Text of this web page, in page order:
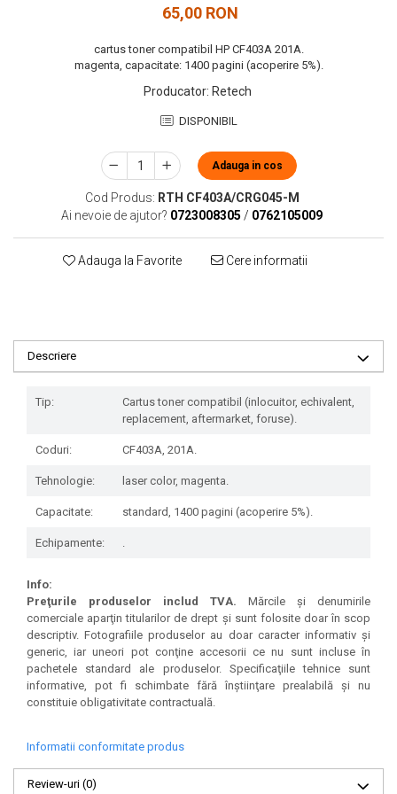
65,00 RON
cartus toner compatibil HP CF403A 201A.
magenta, capacitate: 1400 pagini (acoperire 5%).
Producator: Retech
DISPONIBIL
Adauga in cos
Cod Produs: RTH CF403A/CRG045-M
Ai nevoie de ajutor? 0723008305 / 0762105009
Adauga la Favorite Cere informatii
Descriere
Tip:
Cartus toner compatibil (inlocuitor, echivalent,
replacement, aftermarket, foruse).
Coduri: CF403A, 201A.
Tehnologie: laser color, magenta.
Capacitate: standard, 1400 pagini (acoperire 5%).
Echipamente: .
Info:
Preţurile produselor includ TVA. Mărcile şi denumirile
comerciale aparţin titularilor de drept şi sunt folosite doar în scop
descriptiv. Fotografiile produselor au doar caracter informativ şi
generic, iar uneori pot conţine accesorii ce nu sunt incluse în
pachetele standard ale produselor. Specificaţiile tehnice sunt
informative, pot fi schimbate fără înştiinţare prealabilă şi nu
constituie obligativitate contractuală.
Informatii conformitate produs
Review-uri (0)